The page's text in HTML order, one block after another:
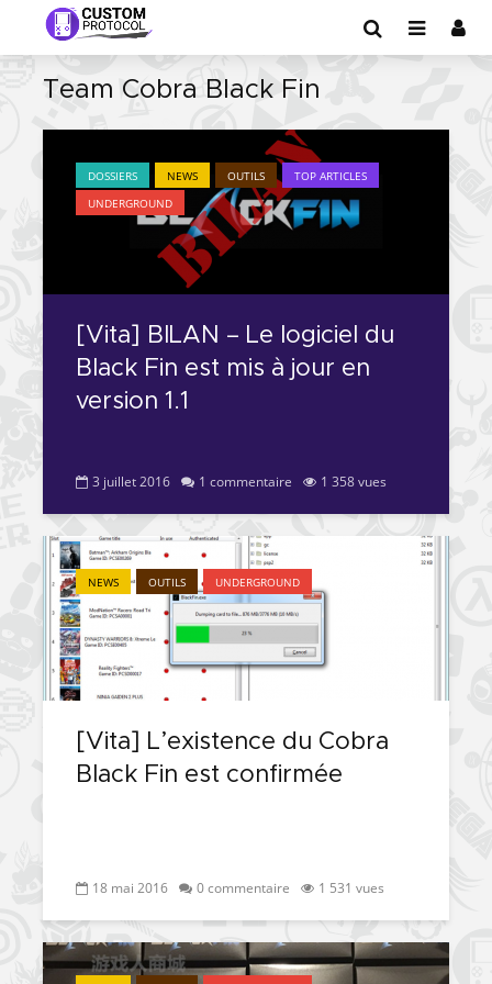
Team Cobra Black Fin
DOSSIERS NEWS OUTILS
TOP ARTICLES
UNDERGROUND
[Vita] BILAN – Le logiciel du
Black Fin est mis à jour en
version 1.1
3 juillet 2016 1 commentaire 1 358 vues
NEWS OUTILS UNDERGROUND
[Vita] L’existence du Cobra
Black Fin est confirmée
18 mai 2016 0 commentaire 1 531 vues